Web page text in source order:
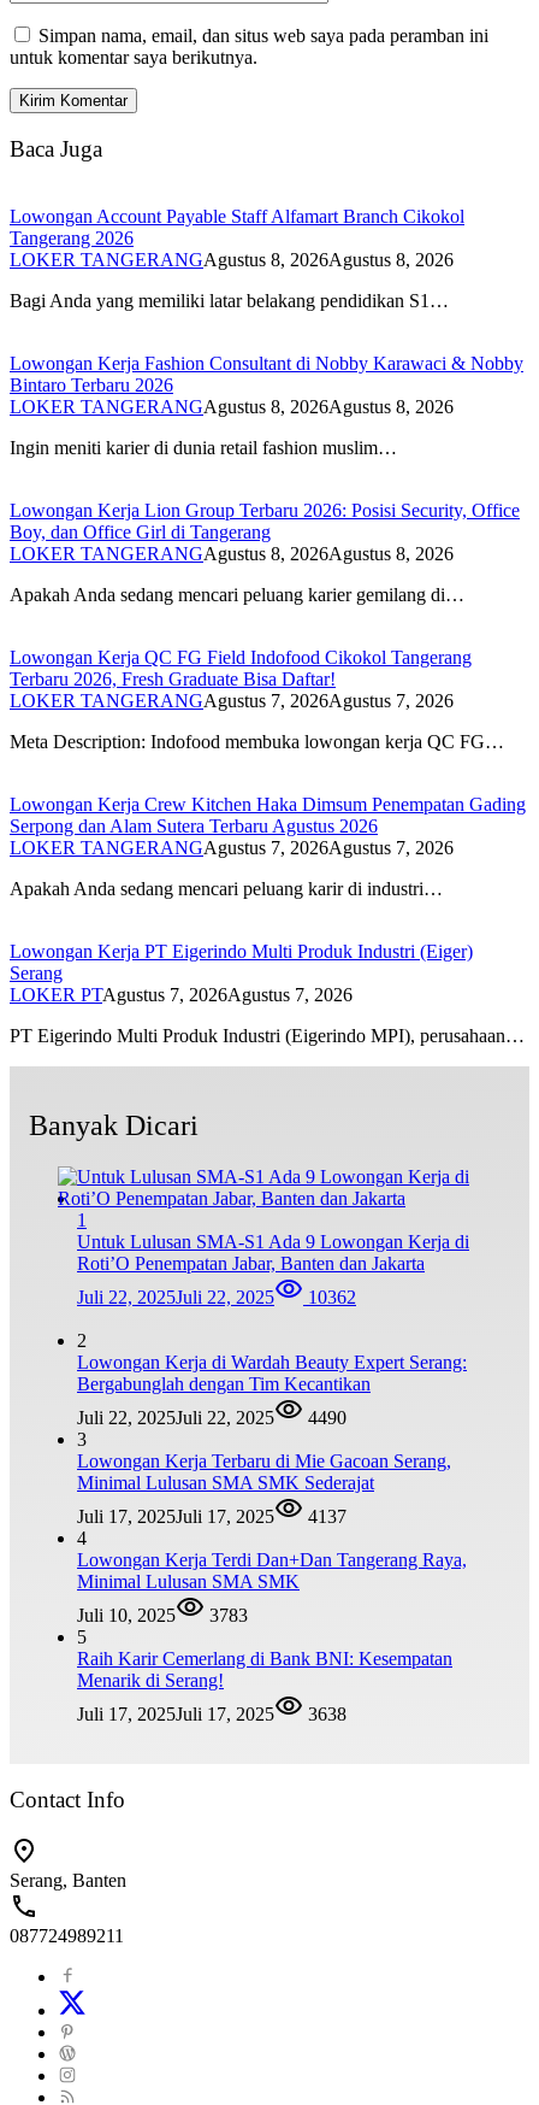
Simpan nama, email, dan situs web saya pada peramban ini
untuk komentar saya berikutnya.
Baca Juga
Lowongan Account Payable Staff Alfamart Branch Cikokol
Tangerang 2026
LOKER TANGERANGAgustus 8, 2026Agustus 8, 2026
Bagi Anda yang memiliki latar belakang pendidikan S1…
Lowongan Kerja Fashion Consultant di Nobby Karawaci & Nobby
Bintaro Terbaru 2026
LOKER TANGERANGAgustus 8, 2026Agustus 8, 2026
Ingin meniti karier di dunia retail fashion muslim…
Lowongan Kerja Lion Group Terbaru 2026: Posisi Security, Office
Boy, dan Office Girl di Tangerang
LOKER TANGERANGAgustus 8, 2026Agustus 8, 2026
Apakah Anda sedang mencari peluang karier gemilang di…
Lowongan Kerja QC FG Field Indofood Cikokol Tangerang
Terbaru 2026, Fresh Graduate Bisa Daftar!
LOKER TANGERANGAgustus 7, 2026Agustus 7, 2026
Meta Description: Indofood membuka lowongan kerja QC FG…
Lowongan Kerja Crew Kitchen Haka Dimsum Penempatan Gading
Serpong dan Alam Sutera Terbaru Agustus 2026
LOKER TANGERANGAgustus 7, 2026Agustus 7, 2026
Apakah Anda sedang mencari peluang karir di industri…
Lowongan Kerja PT Eigerindo Multi Produk Industri (Eiger)
Serang
LOKER PTAgustus 7, 2026Agustus 7, 2026
PT Eigerindo Multi Produk Industri (Eigerindo MPI), perusahaan…
Banyak Dicari
1
Untuk Lulusan SMA-S1 Ada 9 Lowongan Kerja di
Roti’O Penempatan Jabar, Banten dan Jakarta
Juli 22, 2025Juli 22, 2025 10362
2
Lowongan Kerja di Wardah Beauty Expert Serang:
Bergabunglah dengan Tim Kecantikan
Juli 22, 2025Juli 22, 2025
4490
3
Lowongan Kerja Terbaru di Mie Gacoan Serang,
Minimal Lulusan SMA SMK Sederajat
Juli 17, 2025Juli 17, 2025
4137
4
Lowongan Kerja Terdi Dan+Dan Tangerang Raya,
Minimal Lulusan SMA SMK
Juli 10, 2025
3783
5
Raih Karir Cemerlang di Bank BNI: Kesempatan
Menarik di Serang!
Juli 17, 2025Juli 17, 2025 3638
Contact Info
Serang, Banten
087724989211